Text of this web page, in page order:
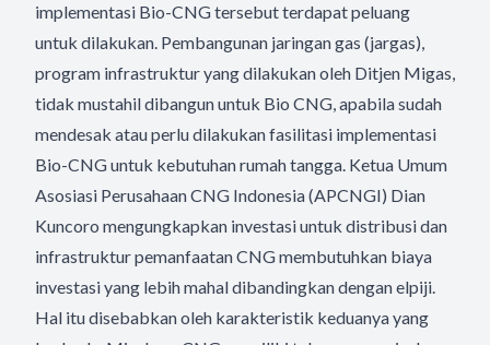
implementasi Bio-CNG tersebut terdapat peluang
untuk dilakukan. Pembangunan jaringan gas (jargas),
program infrastruktur yang dilakukan oleh Ditjen Migas,
tidak mustahil dibangun untuk Bio CNG, apabila sudah
mendesak atau perlu dilakukan fasilitasi implementasi
Bio-CNG untuk kebutuhan rumah tangga. Ketua Umum
Asosiasi Perusahaan CNG Indonesia (APCNGI) Dian
Kuncoro mengungkapkan investasi untuk distribusi dan
infrastruktur pemanfaatan CNG membutuhkan biaya
investasi yang lebih mahal dibandingkan dengan elpiji.
Hal itu disebabkan oleh karakteristik keduanya yang